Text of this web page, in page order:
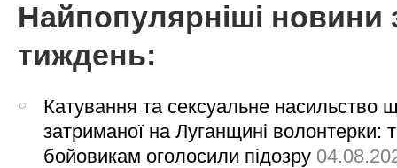
Найпопулярніші новини
тиждень:
Катування та сексуальне насильство
затриманої на Луганщині волонтерки:
бойовикам оголосили підозру